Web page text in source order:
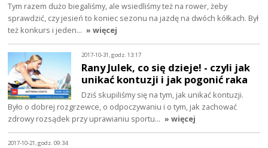
Tym razem dużo biegaliśmy, ale wsiedliśmy też na rower, żeby
sprawdzić, czy jesień to koniec sezonu na jazdę na dwóch kółkach. Był
też konkurs i jeden… » więcej
2017-10-31, godz. 13:17
Rany Julek, co się dzieje! - czyli jak
unikać kontuzji i jak pogonić raka
Dziś skupiliśmy się na tym, jak unikać kontuzji.
Było o dobrej rozgrzewce, o odpoczywaniu i o tym, jak zachować
zdrowy rozsądek przy uprawianiu sportu… » więcej
2017-10-21, godz. 09:34